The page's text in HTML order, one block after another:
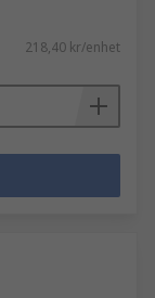
218,40 kr/enhet